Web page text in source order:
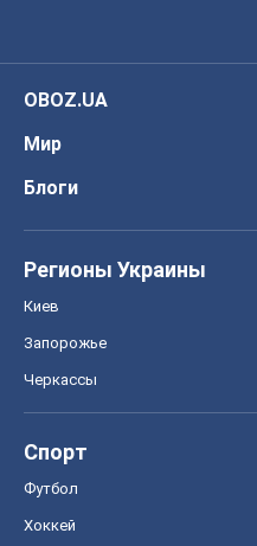
OBOZ.UA
Мир
Блоги
Регионы Украины
Киев
Запорожье
Черкассы
Спорт
Футбол
Хоккей